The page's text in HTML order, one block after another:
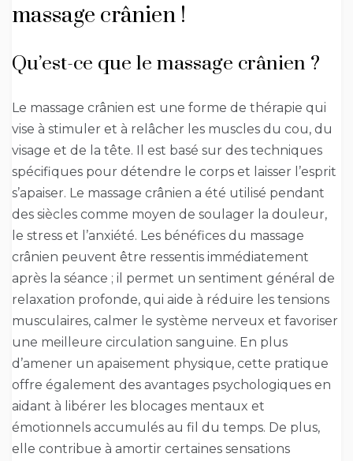
massage crânien !
Qu’est-ce que le massage crânien ?
Le massage crânien est une forme de thérapie qui
vise à stimuler et à relâcher les muscles du cou, du
visage et de la tête. Il est basé sur des techniques
spécifiques pour détendre le corps et laisser l’esprit
s’apaiser. Le massage crânien a été utilisé pendant
des siècles comme moyen de soulager la douleur,
le stress et l’anxiété. Les bénéfices du massage
crânien peuvent être ressentis immédiatement
après la séance ; il permet un sentiment général de
relaxation profonde, qui aide à réduire les tensions
musculaires, calmer le système nerveux et favoriser
une meilleure circulation sanguine. En plus
d’amener un apaisement physique, cette pratique
offre également des avantages psychologiques en
aidant à libérer les blocages mentaux et
émotionnels accumulés au fil du temps. De plus,
elle contribue à amortir certaines sensations